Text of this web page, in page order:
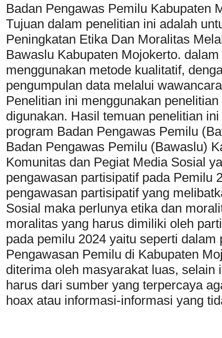
Badan Pengawas Pemilu Kabupaten
Tujuan dalam penelitian ini adalah
Peningkatan Etika Dan Moralitas
Bawaslu Kabupaten Mojokerto.
menggunakan metode kualitatif,
pengumpulan data melalui
Penelitian ini menggunakan
digunakan. Hasil temuan penelitian
program Badan Pengawas Pemilu
Badan Pengawas Pemilu (Bawaslu)
Komunitas dan Pegiat Media Sosial
pengawasan partisipatif pada Pemilu
pengawasan partisipatif yang
Sosial maka perlunya etika dan
moralitas yang harus dimiliki oleh
pada pemilu 2024 yaitu seperti
Pengawasan Pemilu di Kabupaten
diterima oleh masyarakat luas,
harus dari sumber yang terpercaya
hoax atau informasi-informasi yang